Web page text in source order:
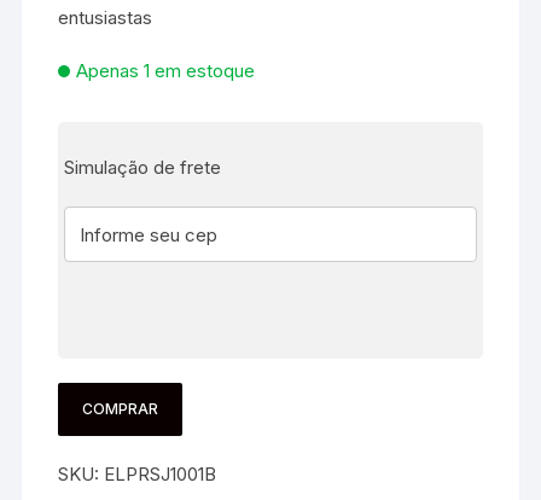
entusiastas
Apenas 1 em estoque
Simulação de frete
COMPRAR
SKU: ELPRSJ1001B